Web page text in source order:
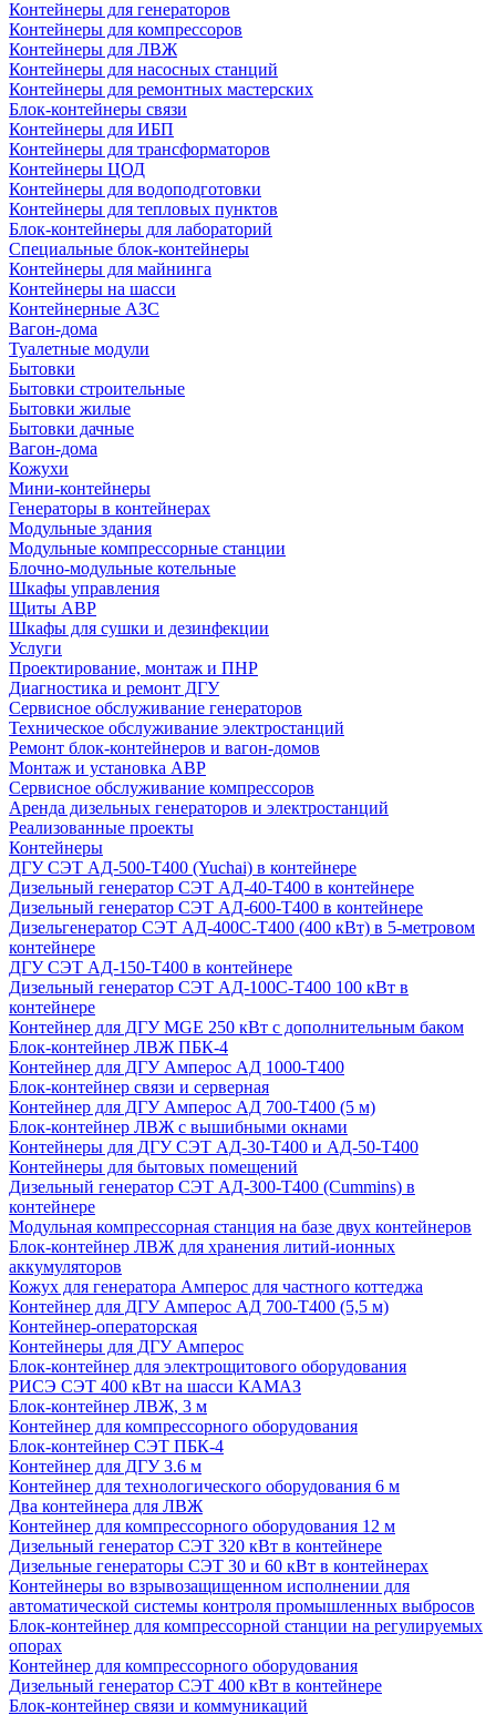
Контейнеры для генераторов
Контейнеры для компрессоров
Контейнеры для ЛВЖ
Контейнеры для насосных станций
Контейнеры для ремонтных мастерских
Блок-контейнеры связи
Контейнеры для ИБП
Контейнеры для трансформаторов
Контейнеры ЦОД
Контейнеры для водоподготовки
Контейнеры для тепловых пунктов
Блок-контейнеры для лабораторий
Специальные блок-контейнеры
Контейнеры для майнинга
Контейнеры на шасси
Контейнерные АЗС
Вагон-дома
Туалетные модули
Бытовки
Бытовки строительные
Бытовки жилые
Бытовки дачные
Вагон-дома
Кожухи
Мини-контейнеры
Генераторы в контейнерах
Модульные здания
Модульные компрессорные станции
Блочно-модульные котельные
Шкафы управления
Щиты АВР
Шкафы для сушки и дезинфекции
Услуги
Проектирование, монтаж и ПНР
Диагностика и ремонт ДГУ
Сервисное обслуживание генераторов
Техническое обслуживание электростанций
Ремонт блок-контейнеров и вагон-домов
Монтаж и установка АВР
Сервисное обслуживание компрессоров
Аренда дизельных генераторов и электростанций
Реализованные проекты
Контейнеры
ДГУ СЭТ АД-500-Т400 (Yuchai) в контейнере
Дизельный генератор СЭТ АД-40-Т400 в контейнере
Дизельный генератор СЭТ АД-600-Т400 в контейнере
Дизельгенератор СЭТ АД-400С-Т400 (400 кВт) в 5-метровом
контейнере
ДГУ СЭТ АД-150-Т400 в контейнере
Дизельный генератор СЭТ АД-100С-Т400 100 кВт в
контейнере
Контейнер для ДГУ MGE 250 кВт с дополнительным баком
Блок-контейнер ЛВЖ ПБК-4
Контейнер для ДГУ Амперос АД 1000-Т400
Блок-контейнер связи и серверная
Контейнер для ДГУ Амперос АД 700-Т400 (5 м)
Блок-контейнер ЛВЖ с вышибными окнами
Контейнеры для ДГУ СЭТ АД-30-Т400 и АД-50-Т400
Контейнеры для бытовых помещений
Дизельный генератор СЭТ АД-300-Т400 (Cummins) в
контейнере
Модульная компрессорная станция на базе двух контейнеров
Блок-контейнер ЛВЖ для хранения литий-ионных
аккумуляторов
Кожух для генератора Амперос для частного коттеджа
Контейнер для ДГУ Амперос АД 700-Т400 (5,5 м)
Контейнер-операторская
Контейнеры для ДГУ Амперос
Блок-контейнер для электрощитового оборудования
РИСЭ СЭТ 400 кВт на шасси КАМАЗ
Блок-контейнер ЛВЖ, 3 м
Контейнер для компрессорного оборудования
Блок-контейнер СЭТ ПБК-4
Контейнер для ДГУ 3.6 м
Контейнер для технологического оборудования 6 м
Два контейнера для ЛВЖ
Контейнер для компрессорного оборудования 12 м
Дизельный генератор СЭТ 320 кВт в контейнере
Дизельные генераторы СЭТ 30 и 60 кВт в контейнерах
Контейнеры во взрывозащищенном исполнении для
автоматической системы контроля промышленных выбросов
Блок-контейнер для компрессорной станции на регулируемых
опорах
Контейнер для компрессорного оборудования
Дизельный генератор СЭТ 400 кВт в контейнере
Блок-контейнер связи и коммуникаций